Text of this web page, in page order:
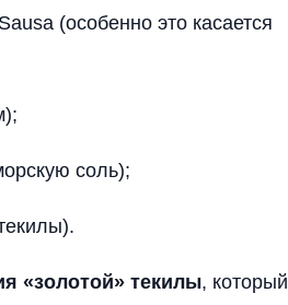
(особенно это касается
соль);
«золотой» текилы, который